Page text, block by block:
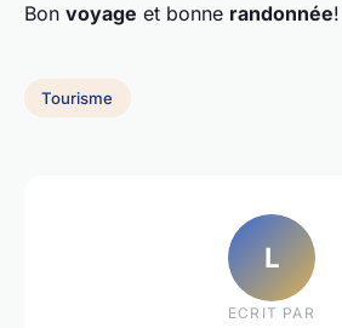
Bon voyage et bonne randonnée!
Tourisme
L
ECRIT PAR